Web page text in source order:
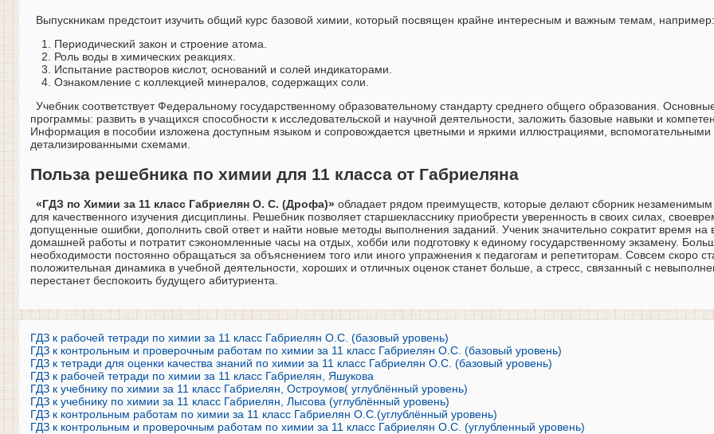
Выпускникам предстоит изучить общий курс базовой химии, который посвящен крайне интересным и важным темам, например:
Периодический закон и строение атома.
Роль воды в химических реакциях.
Испытание растворов кислот, оснований и солей индикаторами.
Ознакомление с коллекцией минералов, содержащих соли.
Учебник соответствует Федеральному государственному образовательному стандарту среднего общего образования.
программы: развить в учащихся способности к исследовательской и научной деятельности, заложить базовые навыки и
Информация в пособии изложена доступным языком и сопровождается цветными и яркими иллюстрациями, вспомогательными
детализированными схемами.
Польза решебника по химии для 11 класса от Габриеляна
«ГДЗ по Химии за 11 класс Габриелян О. С. (Дрофа)» обладает рядом преимуществ, которые делают сборник
для качественного изучения дисциплины. Решебник позволяет старшекласснику приобрести уверенность в своих силах,
допущенные ошибки, дополнить свой ответ и найти новые методы выполнения заданий. Ученик значительно сократит время на
домашней работы и потратит сэкономленные часы на отдых, хобби или подготовку к единому государственному экзамену.
необходимости постоянно обращаться за объяснением того или иного упражнения к педагогам и репетиторам. Совсем скоро
положительная динамика в учебной деятельности, хороших и отличных оценок станет больше, а стресс, связанный с
перестанет беспокоить будущего абитуриента.
ГДЗ к рабочей тетради по химии за 11 класс Габриелян О.С. (базовый уровень)
ГДЗ к контрольным и проверочным работам по химии за 11 класс Габриелян О.С. (базовый уровень)
ГДЗ к тетради для оценки качества знаний по химии за 11 класс Габриелян О.С. (базовый уровень)
ГДЗ к рабочей тетради по химии за 11 класс Габриелян, Яшукова
ГДЗ к учебнику по химии за 11 класс Габриелян, Остроумов( углублённый уровень)
ГДЗ к учебнику по химии за 11 класс Габриелян, Лысова (углублённый уровень)
ГДЗ к контрольным работам по химии за 11 класс Габриелян О.С.(углублённый уровень)
ГДЗ к контрольным и проверочным работам по химии за 11 класс Габриелян О.С. (углубленный уровень)